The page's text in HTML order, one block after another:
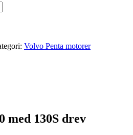
Volvo Penta motorer
med 130S drev